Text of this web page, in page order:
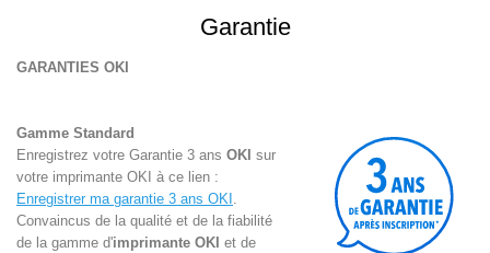
Garantie
GARANTIES OKI
Gamme Standard
Enregistrez votre Garantie 3 ans OKI sur
votre imprimante OKI à ce lien :
Enregistrer ma garantie 3 ans OKI .
Convaincus de la qualité et de la fiabilité
de la gamme d'imprimante OKI et de